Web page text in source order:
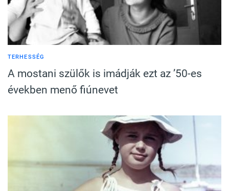
TERHESSÉG
A mostani szülők is imádják ezt az ’50-es
években menő fiúnevet